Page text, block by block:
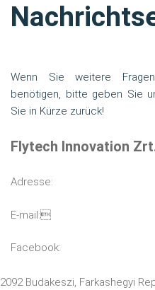
KONTAKT
DEUTSCH
Wenn Sie weitere
benötigen, bitte geben Sie
Sie in Kürze zurück!
Flytech Innovation
Adresse:
E-mail:
Facebook:
2092 Budakeszi, Farkashegyi